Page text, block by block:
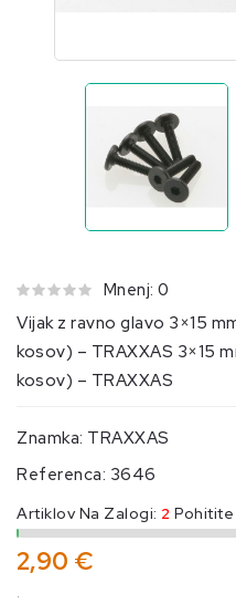
Mnenj: 0
Vijak z ravno glavo 3×15
kosov) – TRAXXAS 3×15
kosov) – TRAXXAS
Znamka: TRAXXAS
Referenca: 3646
Artiklov Na Zalogi: 2 Pohitite
2,90 €
.